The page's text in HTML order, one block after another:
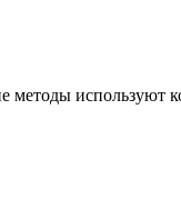
методы используют